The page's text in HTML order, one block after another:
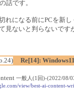
話です。
れになる前にPCを新
見ないと判らないです
Re[14]:
一般人(1回)-(2022/08/
view/best-ai-content-